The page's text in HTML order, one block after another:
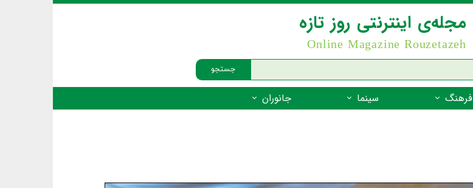
جستجو
مجله‌ی اینترنتی روز تازه
Online Magazine Rouzetazeh
فرهنگ سینما جانوران